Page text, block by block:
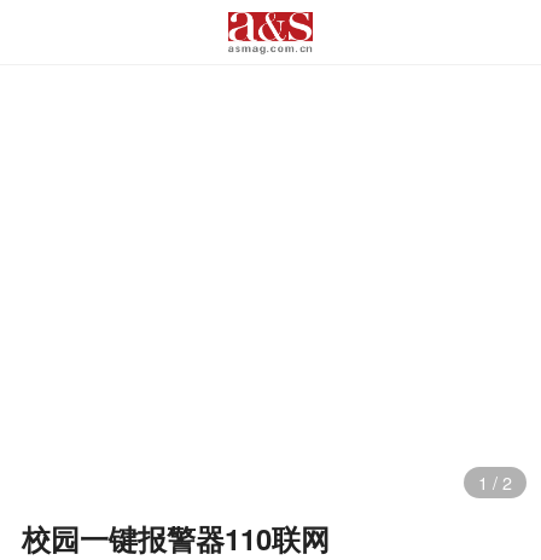
1 / 2
校园一键报警器110联网